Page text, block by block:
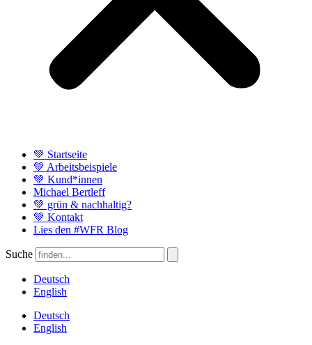
💚 Startseite
💚 Arbeitsbeispiele
💚 Kund*innen
Michael Bertleff
💚 grün & nachhaltig?
💚 Kontakt
Lies den #WFR Blog
Suche
Deutsch
English
Deutsch
English